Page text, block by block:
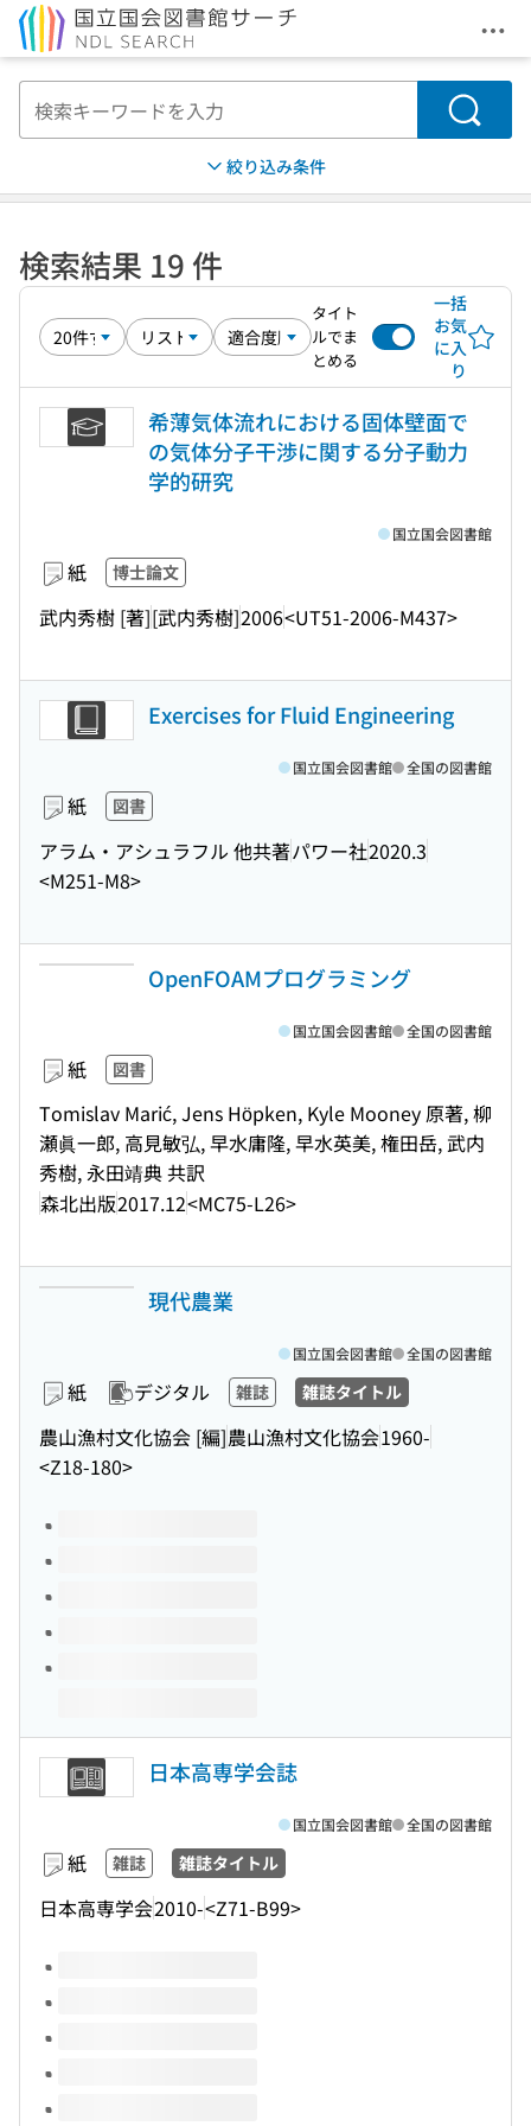
メ
検索
絞り込み条件
検索結果 19 件
タイト
ルでま
とめる
一括
お気
に入
り
希薄気体流れにおける固体壁面で
の気体分子干渉に関する分子動力
学的研究
紙 博士論文
武内秀樹 [著][武内秀樹]2006<UT51-2006-M437>
国立国会図書館
Exercises for Fluid Engineering
紙 図書
アラム・アシュラフル 他共著パワー社2020.3
<M251-M8>
国立国会図書館 全国の図書館
OpenFOAMプログラミング
紙 図書
Tomislav Marić, Jens Höpken, Kyle Mooney 原著, 柳
瀬眞一郎, 高見敏弘, 早水庸隆, 早水英美, 権田岳, 武内
秀樹, 永田靖典 共訳
森北出版2017.12<MC75-L26>
国立国会図書館 全国の図書館
現代農業
紙 デジタル 雑誌 雑誌タイトル
農山漁村文化協会 [編]農山漁村文化協会1960-
<Z18-180>
国立国会図書館 全国の図書館
このタイトルの巻号
日本高専学会誌
紙 雑誌 雑誌タイトル
日本高専学会2010-<Z71-B99>
国立国会図書館 全国の図書館
このタイトルの巻号